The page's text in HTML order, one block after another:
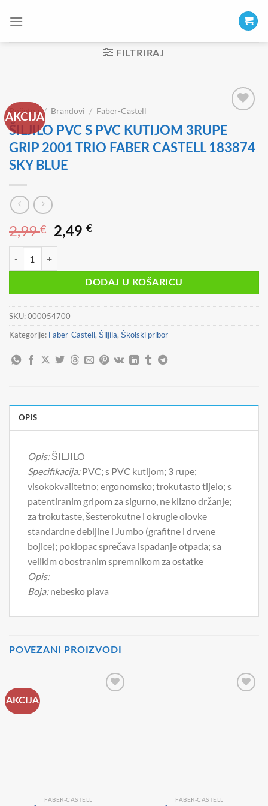
FILTRIRAJ
AKCIJA
Početna / Brandovi / Faber-Castell
ŠILJILO PVC S PVC KUTIJOM 3RUPE
GRIP 2001 TRIO FABER CASTELL 183874
SKY BLUE
2,99€
Izvorna
cijena
je:
2,99 €.
2,49€Trenutna
2,49 €.
DODAJ U KOŠARICU
SKU:000054700
Kategorije: Faber-Castell, Šiljila, Školski pribor
OPIS
Opis:ŠILJILO
Specifikacija:PVC; s PVC kutijom; 3 rupe;
visokokvalitetno; ergonomsko; trokutasto tijelo; s
patentiranim gripom za sigurno, ne klizno držanje;
za trokutaste, šesterokutne i okrugle olovke
standardne debljine i Jumbo (grafitne i drvene
bojice); poklopac sprečava ispadanje otpada; sa
velikim obostranim spremnikom za ostatke
Opis:
Boja:nebesko plava
POVEZANI PROIZVODI
AKCIJA
FABER-CASTELL FABER-CASTELL